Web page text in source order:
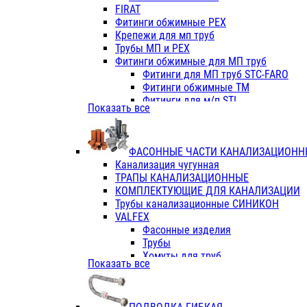
Фитинги ПП белые
Фитинги ПП белые
Фитинги ППс металл.белые
VALFEX
Трубы PE-RT
Трубы ПП водопровод белые
Трубы ПП водопровод серые
Трубы армированные
Трубы армированные
Фитинги с металл. серые
Фитинги ПП (серые)
Фитинги ПП белые
Краны
Фитинги ПП (белые)
Фитинги ПП с металлом белые
ПК КОНТУР
Краны полипропиленовые
Трубы полипропиленивые
FIRAT
Фитинги обжимные PEX
Крепежи для мп труб
Трубы МП и PEX
Фитинги обжимные для МП труб
Фитинги для МП труб STC-FARO
Фитинги обжимные ТМ
Фитинги для м/п STI
Фитинги для МП труб TITAN
TK
VALFEX
Показать все
ФАСОННЫЕ ЧАСТИ
Канализация чугунная
ТРАПЫ КАНАЛИЗАЦИОННЫЕ
КОМПЛЕКТУЮЩИЕ ДЛЯ КАНАЛИЗАЦИИ
Трубы канализационные СИНИКОН
VALFEX
Фасонные изделия
Трубы
Хомуты для труб
ПВХ (стройполимер)
Показать все